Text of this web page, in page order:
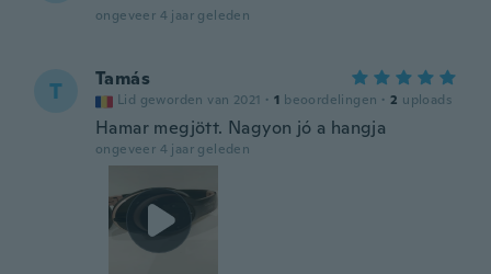
ongeveer 4 jaar geleden
T Tamás
Lid geworden van 2021 · 1 beoordelingen · 2 uploads
Hamar megjött. Nagyon jó a hangja
ongeveer 4 jaar geleden